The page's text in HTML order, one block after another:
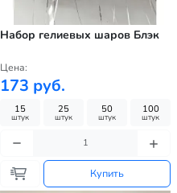
Набор гелиевых шаров Блэк
Цена:
173 руб.
15
штук
25
штук
50
штук
100
штук
Купить